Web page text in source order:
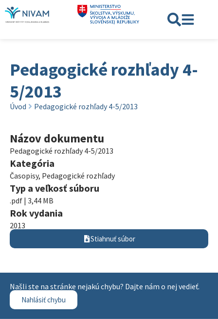
Pedagogické rozhľady 4-
5/2013
Úvod Pedagogické rozhľady 4-5/2013
Názov dokumentu
Pedagogické rozhľady 4-5/2013
Kategória
Časopisy, Pedagogické rozhľady
Typ a veľkosť súboru
.pdf | 3,44 MB
Rok vydania
2013
Stiahnuť súbor
Našli ste na stránke nejakú chybu? Dajte nám o nej vedieť.
Nahlásiť chybu